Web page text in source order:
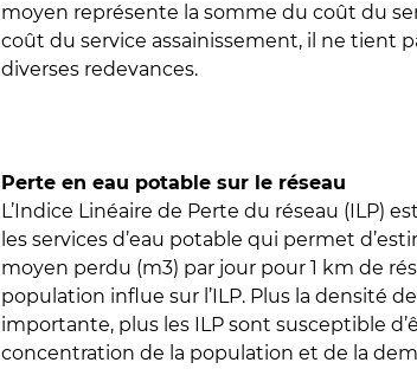
moyen représente la somme du coût du
coût du service assainissement, il ne tient
diverses redevances.
Perte en eau potable sur le réseau
L’Indice Linéaire de Perte du réseau (ILP)
les services d’eau potable qui permet
moyen perdu (m3) par jour pour 1 km de
population influe sur l’ILP. Plus la densité
importante, plus les ILP sont susceptible
concentration de la population et de la